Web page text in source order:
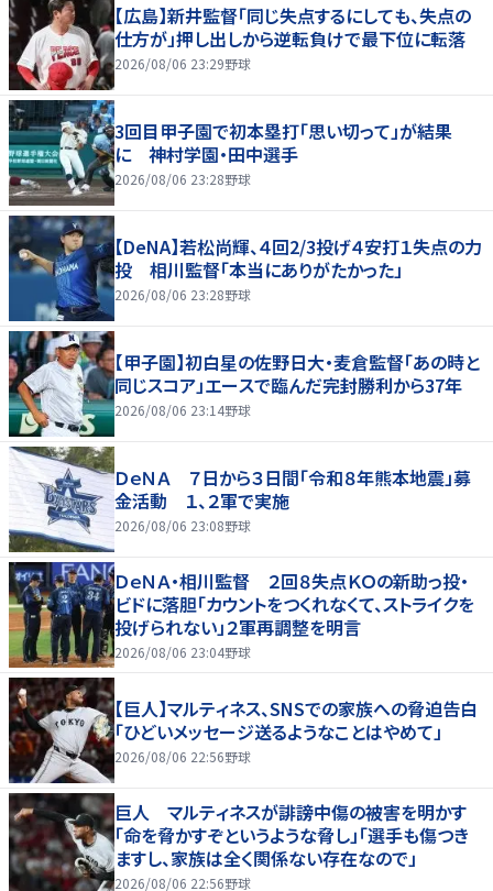
【広島】新井監督「同じ失点するにしても、失点の
仕方が」押し出しから逆転負けで最下位に転落
2026/08/06 23:29野球
3回目甲子園で初本塁打「思い切って」が結果
に 神村学園・田中選手
2026/08/06 23:28野球
【DeNA】若松尚輝、４回2/3投げ４安打１失点の力
投 相川監督「本当にありがたかった」
2026/08/06 23:28野球
【甲子園】初白星の佐野日大・麦倉監督「あの時と
同じスコア」エースで臨んだ完封勝利から37年
2026/08/06 23:14野球
ＤｅＮＡ ７日から３日間「令和８年熊本地震」募
金活動 １、２軍で実施
2026/08/06 23:08野球
ＤｅＮＡ・相川監督 ２回８失点ＫＯの新助っ投・
ビドに落胆「カウントをつくれなくて、ストライクを
投げられない」２軍再調整を明言
2026/08/06 23:04野球
【巨人】マルティネス、SNSでの家族への脅迫告白
「ひどいメッセージ送るようなことはやめて」
2026/08/06 22:56野球
巨人 マルティネスが誹謗中傷の被害を明かす
「命を脅かすぞというような脅し」「選手も傷つき
ますし、家族は全く関係ない存在なので」
2026/08/06 22:56野球